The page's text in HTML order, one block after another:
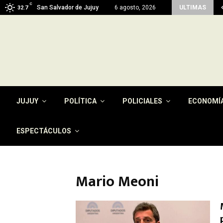
32.7
C
San Salvador de Jujuy 6 agosto, 2026 ULTIMAS
del pago de la tasa por…
JUJUY POLÍTICA POLICIALES
ESPECTÁCULOS
Mario Meoni